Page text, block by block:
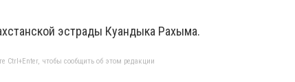
эстрады Куандыка Рахыма.
чтобы сообщить об этом редакции